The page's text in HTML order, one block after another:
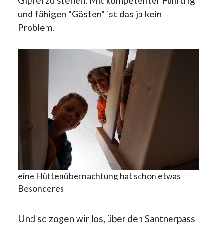
und fähigen "Gästen" ist das ja kein
Problem.
eine Hüttenübernachtung hat schon etwas
Besonderes
Und so zogen wir los, über den Santnerpass